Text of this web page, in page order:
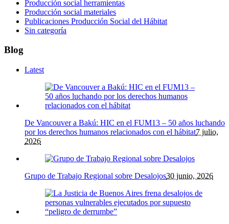
Producción social herramientas
Producción social materiales
Publicaciones Producción Social del Hábitat
Sin categoría
Blog
Latest
De Vancouver a Bakú: HIC en el FUM13 – 50 años luchando
por los derechos humanos relacionados con el hábitat7 julio,
2026
Grupo de Trabajo Regional sobre Desalojos30 junio, 2026